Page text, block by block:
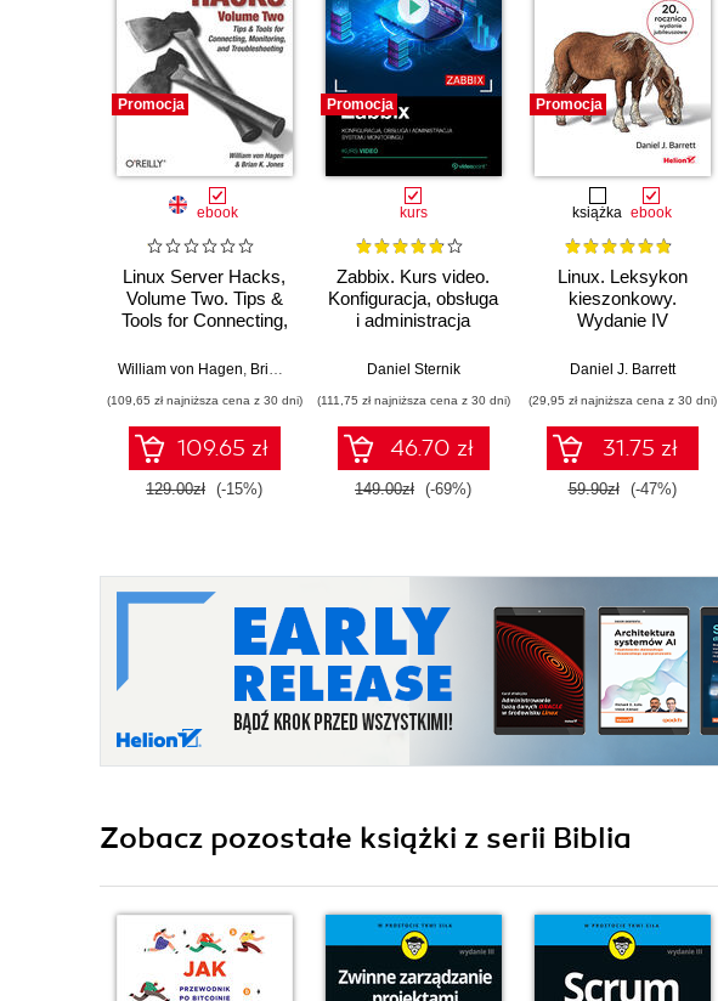
Promocja
ebook
Linux Server Hacks,
Volume Two. Tips &
Tools for Connecting,
Troubleshooting
William von Hagen, Brian K. Jones
(109,65 zł najniższa cena z 30 dni)
109.65 zł
129.00zł (-15%)
Promocja
kurs
Zabbix. Kurs video.
Konfiguracja, obsługa
i administracja
Daniel Sternik
(111,75 zł najniższa cena z 30 dni)
46.70 zł
149.00zł (-69%)
Promocja
książka ebook
Linux. Leksykon
kieszonkowy.
Wydanie IV
Daniel J. Barrett
(29,95 zł najniższa cena z 30 dni)
31.75 zł
59.90zł (-47%)
Zobacz pozostałe książki z serii Biblia